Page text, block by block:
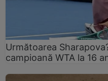
Următoarea
campioană WTA la 16